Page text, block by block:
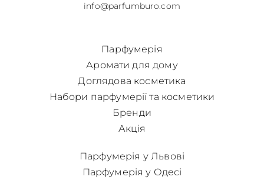
info@parfumburo.com
Парфумерія
Аромати для дому
Доглядова косметика
Набори парфумерії та косметики
Бренди
Акція
Парфумерія у Львові
Парфумерія у Одесі